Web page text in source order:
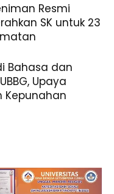
Resmi
SK untuk 23
Bahasa dan
Upaya
Kepunahan